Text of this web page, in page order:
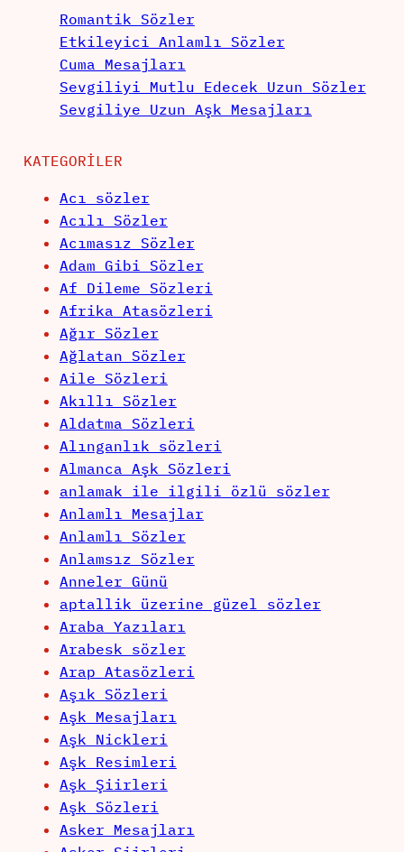
Romantik Sözler
Etkileyici Anlamlı Sözler
Cuma Mesajları
Sevgiliyi Mutlu Edecek Uzun Sözler
Sevgiliye Uzun Aşk Mesajları
KATEGORILER
Acı sözler
Acılı Sözler
Acımasız Sözler
Adam Gibi Sözler
Af Dileme Sözleri
Afrika Atasözleri
Ağır Sözler
Ağlatan Sözler
Aile Sözleri
Akıllı Sözler
Aldatma Sözleri
Alınganlık sözleri
Almanca Aşk Sözleri
anlamak ile ilgili özlü sözler
Anlamlı Mesajlar
Anlamlı Sözler
Anlamsız Sözler
Anneler Günü
aptallik üzerine güzel sözler
Araba Yazıları
Arabesk sözler
Arap Atasözleri
Aşık Sözleri
Aşk Mesajları
Aşk Nickleri
Aşk Resimleri
Aşk Şiirleri
Aşk Sözleri
Asker Mesajları